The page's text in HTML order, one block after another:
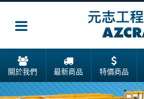
關於我們 最新商品 特價商品